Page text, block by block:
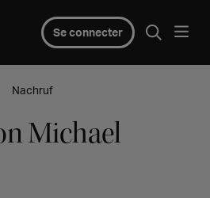
Se connecter
Nachruf
Michael